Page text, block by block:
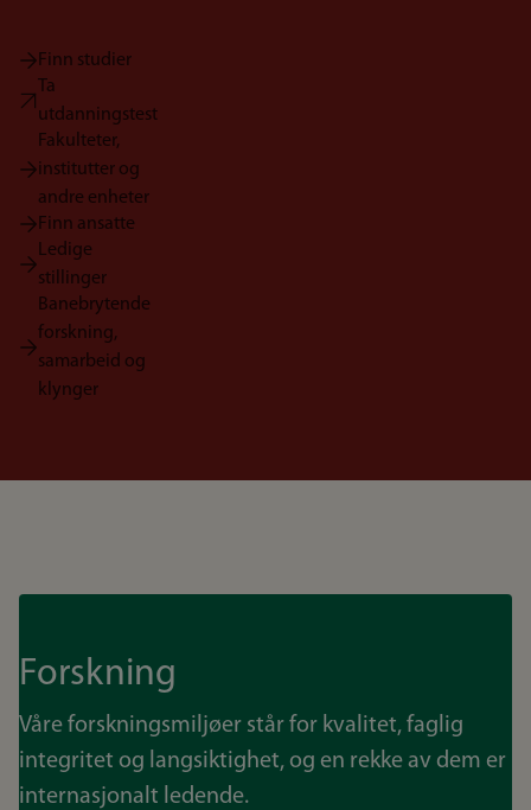
Finn studier
Ta
utdanningstest
Fakulteter,
institutter og
andre enheter
Finn ansatte
Ledige
stillinger
Banebrytende
forskning,
samarbeid og
klynger
Forskning
Våre forskningsmiljøer står for kvalitet, faglig
integritet og langsiktighet, og en rekke av dem er
internasjonalt ledende.